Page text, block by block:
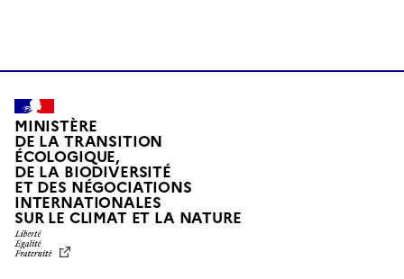
MINISTÈRE
DE LA TRANSITION
ÉCOLOGIQUE,
DE LA BIODIVERSITÉ
ET DES NÉGOCIATIONS
INTERNATIONALES
SUR LE CLIMAT ET LA NATUREL